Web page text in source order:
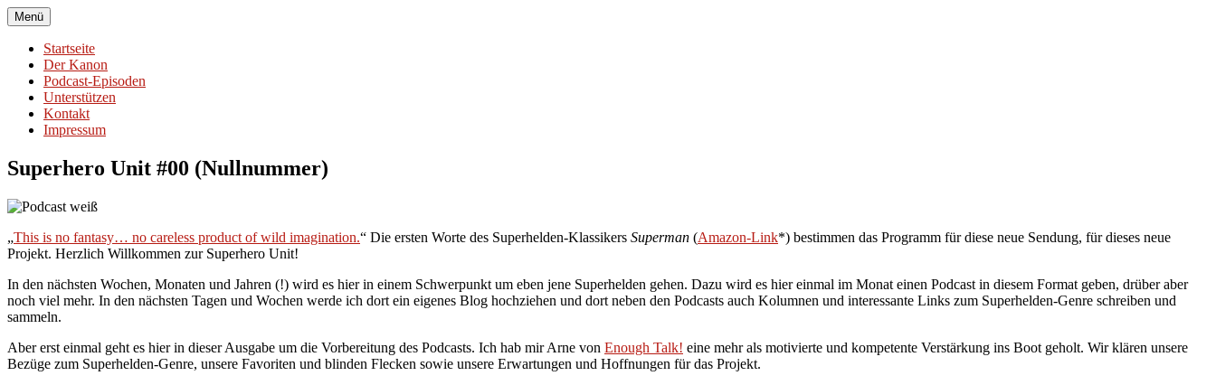
Zum
Inhalt
springen
Superhero Unit
Auf der Suche nach dem Superhelden-Genre
Menü
Startseite
Der Kanon
Podcast-Episoden
Unterstützen
Kontakt
Impressum
Superhero Unit #00 (Nullnummer)
„This is no fantasy… no careless product of wild imagination.“ Die ersten Worte des Superhelden-Klassikers Superman (Amazon-Link*) bestimmen das Programm für diese neue Sendung, für dieses neue
Projekt. Herzlich Willkommen zur Superhero Unit!
In den nächsten Wochen, Monaten und Jahren (!) wird es hier in einem Schwerpunkt um eben jene Superhelden gehen. Dazu wird es hier einmal im Monat einen Podcast in diesem Format geben, drüber aber
noch viel mehr. In den nächsten Tagen und Wochen werde ich dort ein eigenes Blog hochziehen und dort neben den Podcasts auch Kolumnen und interessante Links zum Superhelden-Genre schreiben und
sammeln.
Aber erst einmal geht es hier in dieser Ausgabe um die Vorbereitung des Podcasts. Ich hab mir Arne von Enough Talk! eine mehr als motivierte und kompetente Verstärkung ins Boot geholt. Wir klären unsere
Bezüge zum Superhelden-Genre, unsere Favoriten und blinden Flecken sowie unsere Erwartungen und Hoffnungen für das Projekt.